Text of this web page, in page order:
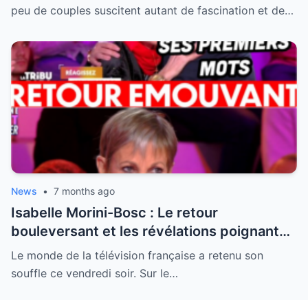
peu de couples suscitent autant de fascination et de…
News • 7 months ago
Isabelle Morini-Bosc : Le retour
bouleversant et les révélations poignantes
après la perte de son mari
Le monde de la télévision française a retenu son
souffle ce vendredi soir. Sur le…